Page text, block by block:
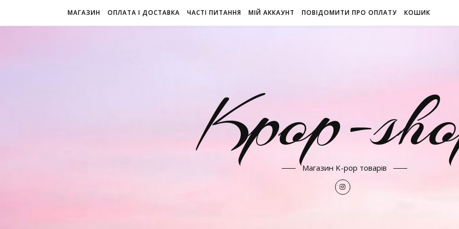
МАГАЗИН ОПЛАТА І ДОСТАВКА ЧАСТІ ПИТАННЯ МІЙ АККАУНТ ПОВІДОМИТИ ПРО ОПЛАТУ КОШИК
Kpop-
Магазин K-pop товарів